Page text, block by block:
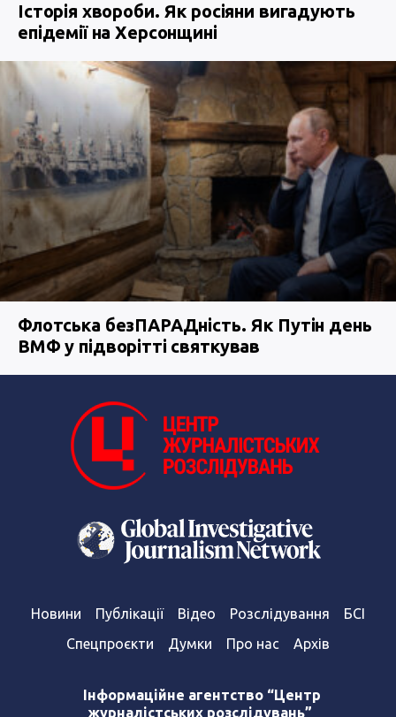
Історія хвороби. Як росіяни вигадують
епідемії на Херсонщині
Флотська безПАРАДність. Як Путін день
ВМФ у підворітті святкував
Новини Публікації Відео Розслідування
БСІ
Спецпроєкти
Думки Про нас Архів
Інформаційне агентство “Центр
журналістських розслідувань”